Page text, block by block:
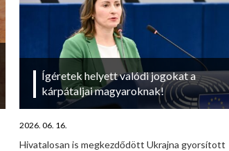
Ígéretek helyett valódi jogokat a
kárpátaljai magyaroknak!
2026. 06. 16.
Hivatalosan is megkezdődött Ukrajna gyorsított